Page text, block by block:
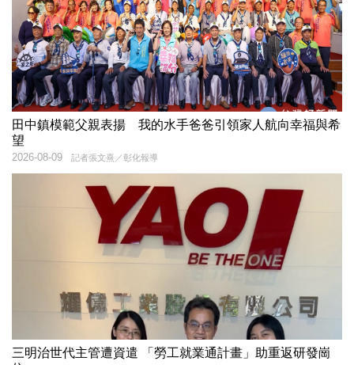
田中鎮模範父親表揚 我的水手爸爸引領家人航向幸福與希
望
記者張文熹／彰化報導
2026-08-09
三明治世代主管遭資遣 「勞工就業通計畫」助重返研發崗